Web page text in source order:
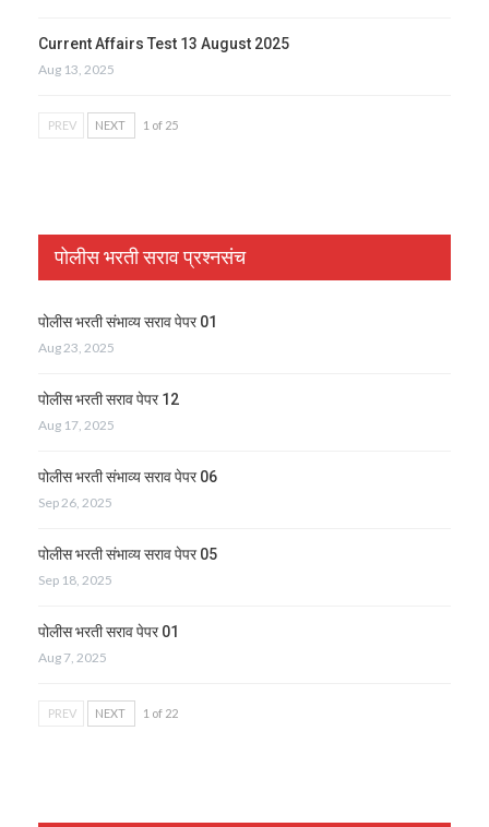
Current Affairs Test 13 August 2025
Aug 13, 2025
PREV NEXT 1 of 25
पोलीस भरती सराव प्रश्नसंच
पोलीस भरती संभाव्य सराव पेपर 01
Aug 23, 2025
पोलीस भरती सराव पेपर 12
Aug 17, 2025
पोलीस भरती संभाव्य सराव पेपर 06
Sep 26, 2025
पोलीस भरती संभाव्य सराव पेपर 05
Sep 18, 2025
पोलीस भरती सराव पेपर 01
Aug 7, 2025
PREV NEXT 1 of 22